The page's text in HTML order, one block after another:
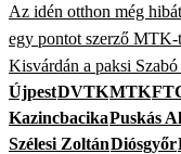
Az idén otthon még
egy pontot szerző MTK-
Kisvárdán a paksi Szabó
ÚjpestDVTKMTK
KazincbacikaPuskás
Szélesi ZoltánDiósgyőr